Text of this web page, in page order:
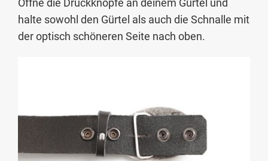
Öffne die Druckknöpfe an deinem Gürtel und
halte sowohl den Gürtel als auch die Schnalle mit
der optisch schöneren Seite nach oben.